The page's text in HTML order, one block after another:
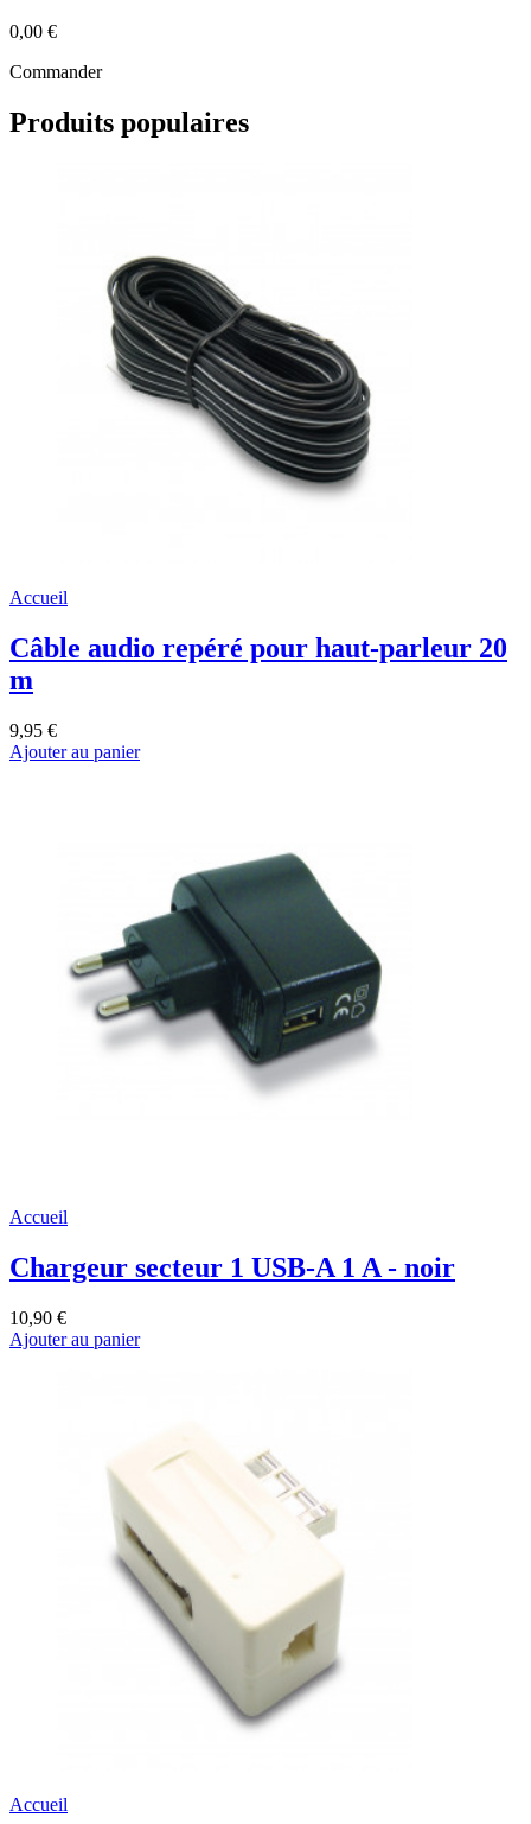
0,00 €
Commander
Produits populaires
Accueil
Câble audio repéré pour haut-parleur 20
m
9,95 €
Ajouter au panier
Accueil
Chargeur secteur 1 USB-A 1 A - noir
10,90 €
Ajouter au panier
Accueil